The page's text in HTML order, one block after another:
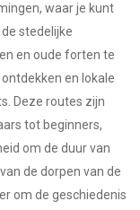
waar je kunt
stedelijke
en oude forten te
en lokale
Deze routes zijn
tot beginners,
om de duur van
de dorpen van de
om de geschiedenis